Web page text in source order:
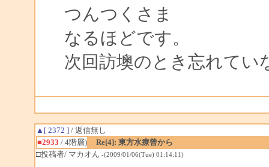
つんつくさま
なるほどです。
次回訪墺のとき忘れてい
▲[ 2372 ]/ 返信無し
■2933 / 4階層)
Re[4]: 東方水療曾から
□投稿者/ マカオん -(2009/01/06(Tue) 01:14:11)